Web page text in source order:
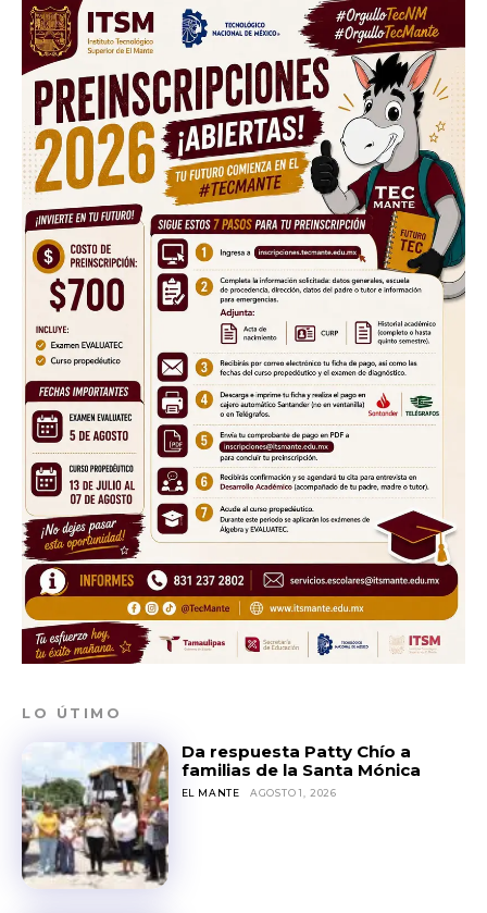
LO ÚTIMO
Da respuesta Patty Chío a
familias de la Santa Mónica
EL MANTE AGOSTO 1, 2026